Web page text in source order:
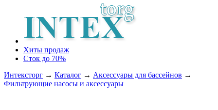
Хиты продаж
Сток до 70%
Интексторг → Каталог → Аксессуары для бассейнов →
Фильтрующие насосы и аксессуары